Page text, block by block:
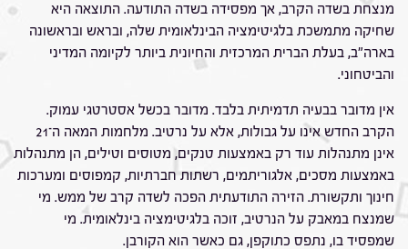
מנצחת בשדה הקרב, אך מפסידה בשדה התודעה. התוצאה היא
שחיקה מתמשכת בלגיטימציה הבינלאומית שלה, ובראש ובראשונה
בארה"ב, בעלת הברית המרכזית והחיונית ביותר לקיומה המדיני
והביטחוני.
אין מדובר בבעיה תדמיתית בלבד. מדובר בכשל אסטרטגי עמוק.
הקרב החדש אינו על גבולות, אלא על נרטיב. מלחמות המאה ה־21
אינן מתנהלות עוד רק באמצעות טנקים, מטוסים וטילים, הן מתנהלות
באמצעות מסכים, אלגוריתמים, רשתות חברתיות, קמפוסים ומערכות
חינוך ותקשורת. הזירה התודעתית הפכה לשדה קרב של ממש. מי
שמנצח במאבק על הנרטיב, זוכה בלגיטימציה בינלאומית. מי
שמפסיד בו, נתפס כתוקפן, גם כאשר הוא הקורבן.